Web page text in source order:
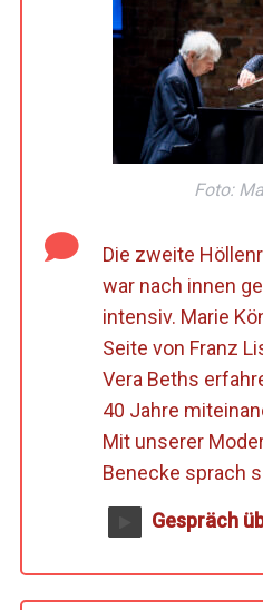
Foto:
Die zweite
war nach innen
intensiv. Marie
Seite von Franz
Vera Beths
40 Jahre
Mit unserer
Benecke sprach
Gespräch